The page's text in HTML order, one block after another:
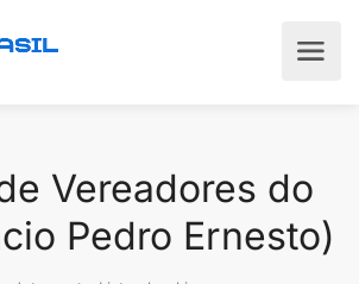
Vereadores do
Pedro Ernesto)